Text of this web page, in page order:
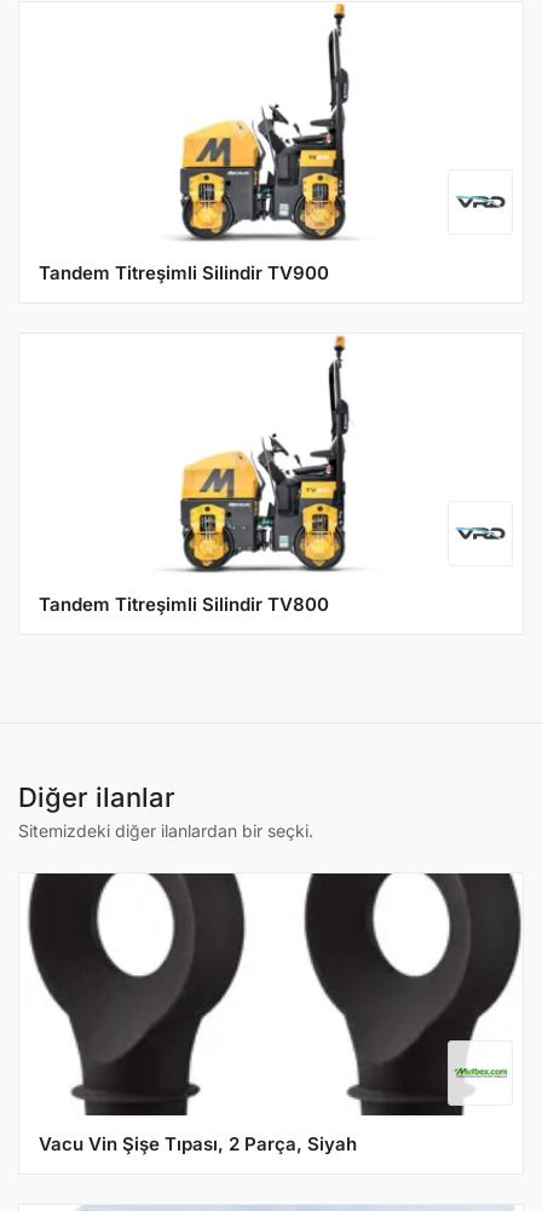
Tandem Titreşimli Silindir TV900
Tandem Titreşimli Silindir TV800
Diğer ilanlar
Sitemizdeki diğer ilanlardan bir seçki.
Vacu Vin Şişe Tıpası, 2 Parça, Siyah